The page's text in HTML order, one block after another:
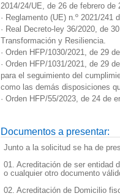
2014/24/UE, de 26 de febrero
· Reglamento (UE) n.º 2021/241
· Real Decreto-ley 36/2020, de
Transformación y Resiliencia.
· Orden HFP/1030/2021, de 29
· Orden HFP/1031/2021, de 29
para el seguimiento del
como las demás disposiciones
· Orden HFP/55/2023, de 24 de
Documentos a presentar:
Junto a la solicitud se ha de
01. Acreditación de ser entidad
o cualquier otro documento
02. Acreditación de Domicilio